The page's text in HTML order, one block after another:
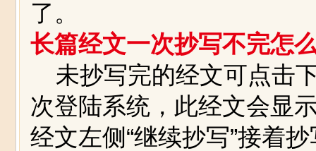
了。
长篇经文一次抄写不完怎
未抄写完的经文可点击
次登陆系统，此经文会显
经文左侧“继续抄写”接着